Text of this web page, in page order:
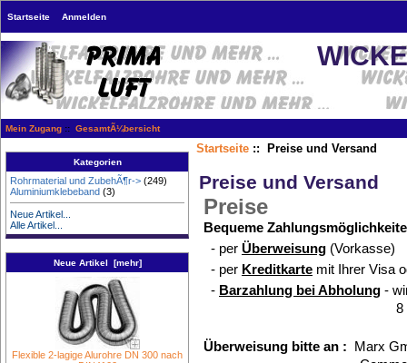
Startseite Anmelden
Mein Zugang:: GesamtÃ¼bersicht
Kategorien
Rohrmaterial und ZubehÃ¶r-> (249)
Aluminiumklebeband (3)
Neue Artikel...
Alle Artikel...
Neue Artikel [mehr]
Flexible 2-lagige Alurohre DN 300 nach
Startseite:: Preise und Versand
Preise und Versand
Preise
Bequeme
- per Überweisung (Vorkasse)
- per Kreditkarte mit Ihrer Visa
- Barzahlung bei Abholung -
8 Tage lang
Überweisung bitte an :
Marx